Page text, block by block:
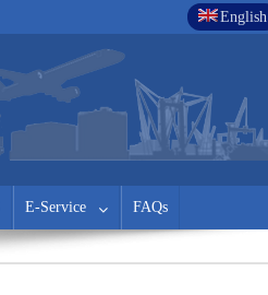
English
E-Service FAQs